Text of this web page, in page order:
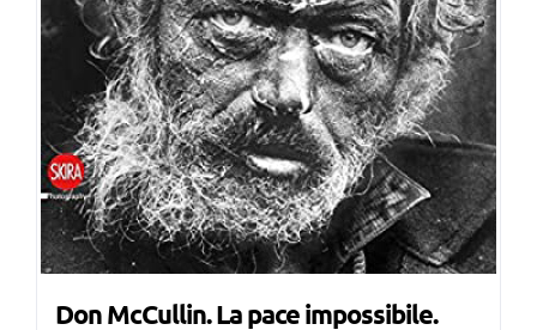
Don McCullin. La pace impossibile.